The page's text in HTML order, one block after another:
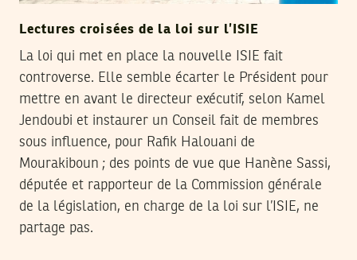
Lectures croisées de la loi sur l’ISIE
La loi qui met en place la nouvelle ISIE fait
controverse. Elle semble écarter le Président pour
mettre en avant le directeur exécutif, selon Kamel
Jendoubi et instaurer un Conseil fait de membres
sous influence, pour Rafik Halouani de
Mourakiboun ; des points de vue que Hanène Sassi,
députée et rapporteur de la Commission générale
de la législation, en charge de la loi sur l’ISIE, ne
partage pas.